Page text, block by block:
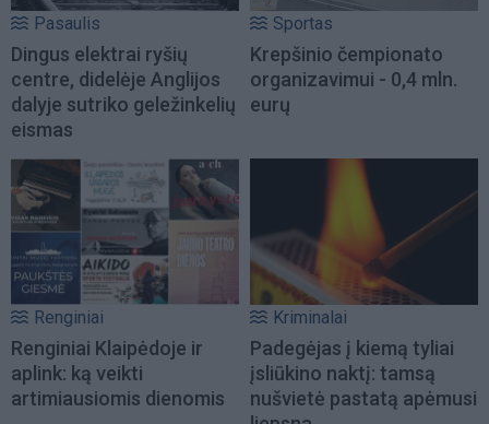
Pasaulis
Dingus elektrai ryšių
centre, didelėje Anglijos
dalyje sutriko geležinkelių
eismas
Sportas
Krepšinio čempionato
organizavimui - 0,4 mln.
eurų
Renginiai
Renginiai Klaipėdoje ir
aplink: ką veikti
artimiausiomis dienomis
Kriminalai
Padegėjas į kiemą tyliai
įsliūkino naktį: tamsą
nušvietė pastatą apėmusi